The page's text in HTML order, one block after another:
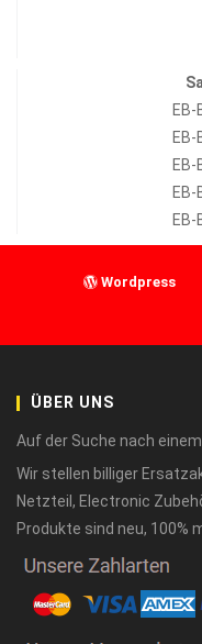
EB-
Wordpress
ÜBER UNS
Auf der Suche nach
Wir stellen billiger
Netzteil, Electronic
Produkte sind neu, 100%